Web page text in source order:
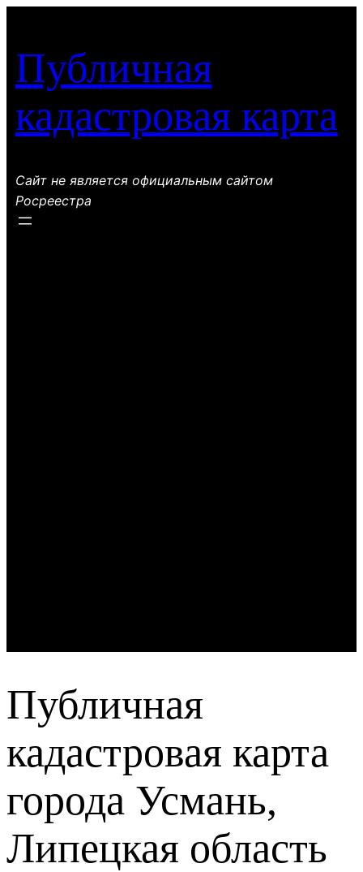
содержимому
Публичная
кадастровая карта
Сайт не является официальным сайтом
Росреестра
Публичная
кадастровая карта
города Усмань,
Липецкая область